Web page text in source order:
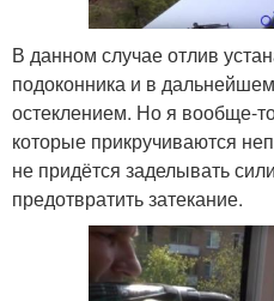
В данном случае отлив
подоконника и в
остеклением. Но я вообще-
которые прикручиваются
не придётся заделывать
предотвратить затекание.